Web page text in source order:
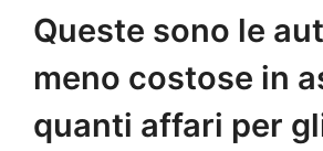
Queste sono le
meno costose in
quanti affari per